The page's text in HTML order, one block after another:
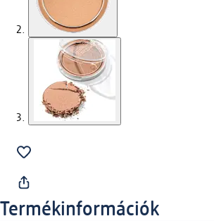
Termékinformációk